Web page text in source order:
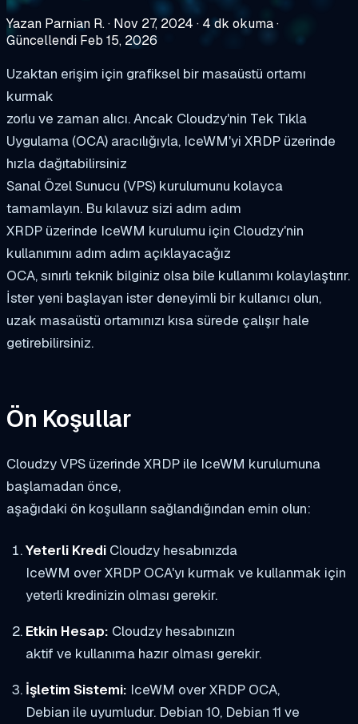
Yazan Parnian R.· Nov 27, 2024 · 4 dk okuma·
Güncellendi Feb 15, 2026
Uzaktan erişim için grafiksel bir masaüstü ortamı
kurmak
zorlu ve zaman alıcı. Ancak Cloudzy'nin Tek Tıkla
Uygulama (OCA) aracılığıyla, IceWM'yi XRDP üzerinde
hızla dağıtabilirsiniz
Sanal Özel Sunucu (VPS) kurulumunu kolayca
tamamlayın. Bu kılavuz sizi adım adım
XRDP üzerinde IceWM kurulumu için Cloudzy'nin
kullanımını adım adım açıklayacağız
OCA, sınırlı teknik bilginiz olsa bile kullanımı kolaylaştırır.
İster yeni başlayan ister deneyimli bir kullanıcı olun,
uzak masaüstü ortamınızı kısa sürede çalışır hale
getirebilirsiniz.
Ön Koşullar
Cloudzy VPS üzerinde XRDP ile IceWM kurulumuna
başlamadan önce,
aşağıdaki ön koşulların sağlandığından emin olun:
Yeterli KrediCloudzy hesabınızda
IceWM over XRDP OCA'yı kurmak ve kullanmak için
yeterli kredinizin olması gerekir.
Etkin Hesap: Cloudzy hesabınızın
aktif ve kullanıma hazır olması gerekir.
İşletim Sistemi: IceWM over XRDP OCA,
Debian ile uyumludur. Debian 10, Debian 11 ve